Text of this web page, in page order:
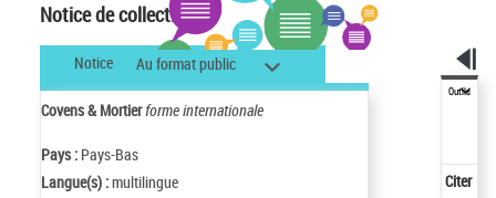
Notice de collectivité
Notice Au format public
Covens & Mortierforme internationale
Pays : Pays-Bas
Langue(s) :multilingue
Outils
Citer